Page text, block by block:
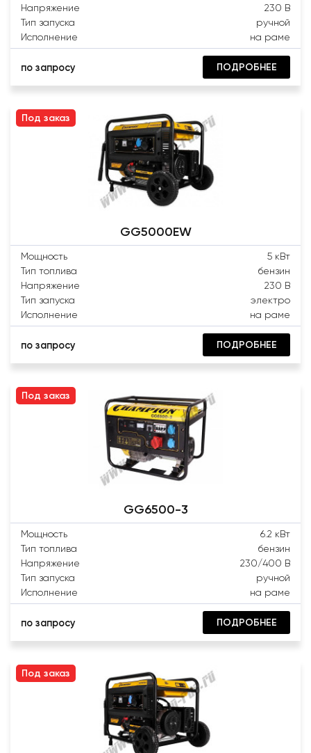
Напряжение
230 В
Тип запуска
ручной
Исполнение
на раме
по запросу ПОДРОБНЕЕ
Под заказ
GG5000EW
Мощность
5 кВт
Тип топлива
бензин
Напряжение
230 В
Тип запуска
электро
Исполнение
на раме
по запросу ПОДРОБНЕЕ
Под заказ
GG6500-3
Мощность
6.2 кВт
Тип топлива
бензин
Напряжение
230/400 В
Тип запуска
ручной
Исполнение
на раме
по запросу ПОДРОБНЕЕ
Под заказ